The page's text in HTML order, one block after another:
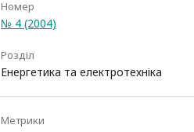
Номер
№ 4 (2004)
Розділ
Енергетика та електротехніка
Метрики